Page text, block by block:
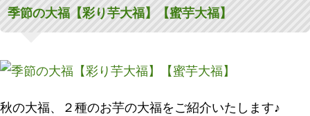
ー
季節の大福【彩り芋大福】【蜜芋大福】
秋の大福、２種のお芋の大福をご紹介いたします♪